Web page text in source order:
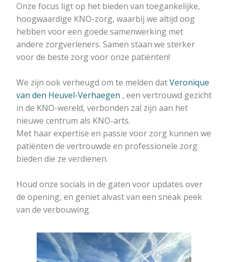
Onze focus ligt op het bieden van toegankelijke,
hoogwaardige KNO-zorg, waarbij we altijd oog
hebben voor een goede samenwerking met
andere zorgverleners. Samen staan we sterker
voor de beste zorg voor onze patiënten!
We zijn ook verheugd om te melden datVeronique
van den Heuvel-Verhaegen , een vertrouwd gezicht
in de KNO-wereld, verbonden zal zijn aan het
nieuwe centrum als KNO-arts.
Met haar expertise en passie voor zorg kunnen we
patiënten de vertrouwde en professionele zorg
bieden die ze verdienen.
Houd onze socials in de gaten voor updates over
de opening, en geniet alvast van een sneak peek
van de verbouwing.